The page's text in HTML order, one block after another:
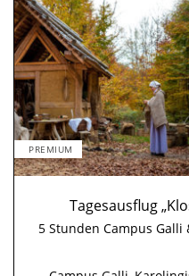
PREMIUM
Tagesausflug
5 Stunden Campus